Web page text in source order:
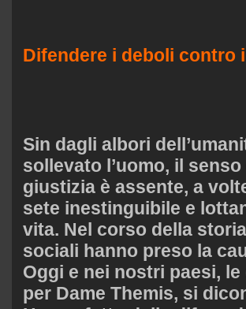
Difendere i deboli contro
Sin dagli albori
sollevato l’uomo, il
giustizia è assente, a
sete inestinguibile e
vita. Nel corso della
sociali hanno preso la
Oggi e nei nostri paesi,
per Dame Themis, si